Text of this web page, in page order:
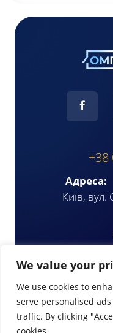
We value your
We use cookies to
serve personalised
traffic. By clicking
+38
Адреса:
Київ, вул.